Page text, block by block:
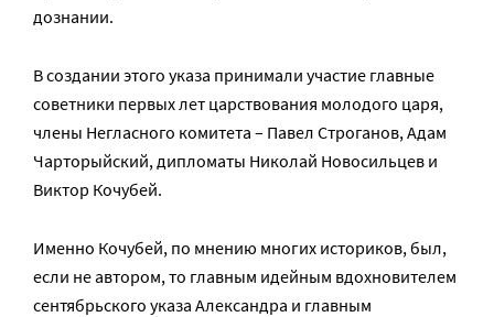
дознании.
В создании этого указа принимали участие главные
советники первых лет царствования молодого царя,
члены Негласного комитета – Павел Строганов, Адам
Чарторыйский, дипломаты Николай Новосильцев и
Виктор Кочубей.
Именно Кочубей, по мнению многих историков, был,
если не автором, то главным идейным вдохновителем
сентябрьского указа Александра и главным